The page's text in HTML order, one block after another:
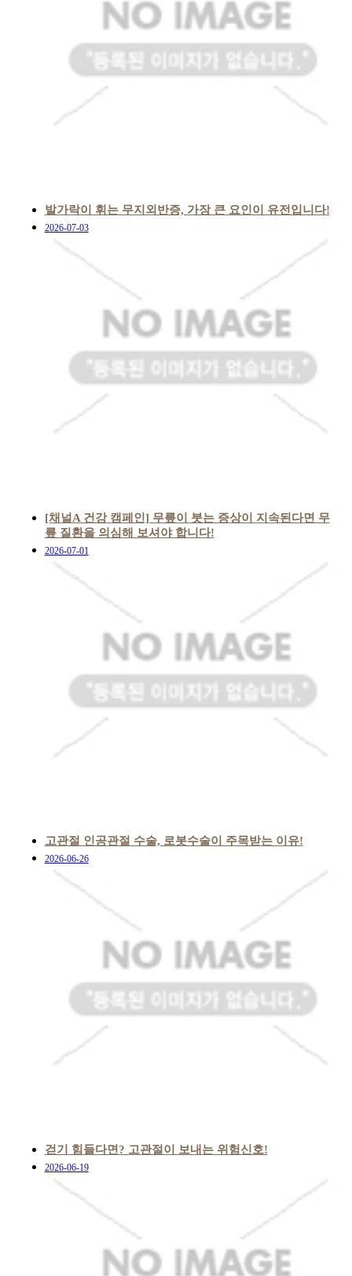
발가락이 휘는 무지외반증, 가장 큰 요인이 유전입니다!
2026-07-03
[채널A 건강 캠페인] 무릎이 붓는 증상이 지속된다면 무
릎 질환을 의심해 보셔야 합니다!
2026-07-01
고관절 인공관절 수술, 로봇수술이 주목받는 이유!
2026-06-26
걷기 힘들다면? 고관절이 보내는 위험신호!
2026-06-19